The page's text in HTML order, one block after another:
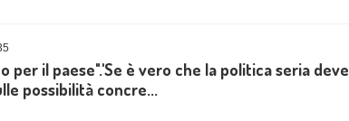
per il paese".'Se è vero che la politica seria deve
possibilità concre...